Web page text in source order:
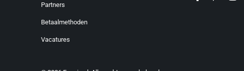
Partners
Betaalmethoden
Vacatures